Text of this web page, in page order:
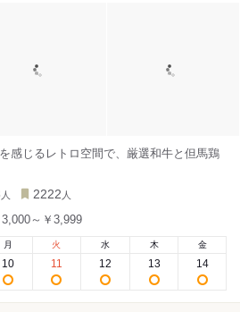
感じるレトロ空間で、厳選和牛と但馬鶏
人 2222 人
3,000～￥3,999
月
10
火
11
水
12
木
13
金
14